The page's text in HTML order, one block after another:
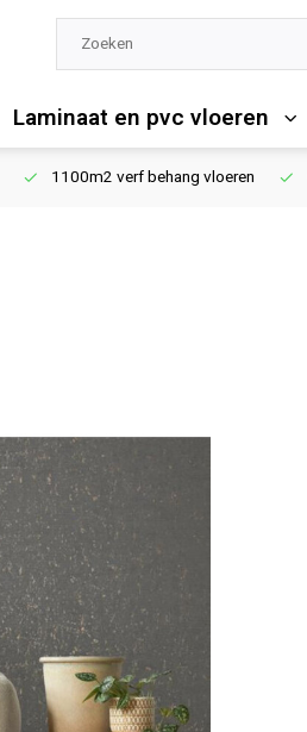
Laminaat en pvc vloeren
1100m2 verf behang vloeren